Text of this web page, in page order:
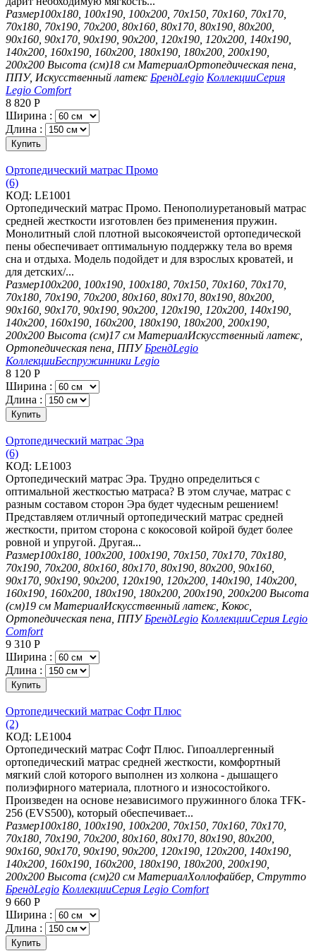
Размер100х180, 100х190, 100х200, 70х150, 70х160, 70х170,
70х180, 70х190, 70х200, 80х160, 80х170, 80х190, 80х200,
90х160, 90х170, 90х190, 90х200, 120х190, 120х200, 140х190,
140х200, 160х190, 160х200, 180х190, 180х200, 200х190,
200х200 Высота (см)18 см МатериалОртопедическая пена,
ППУ, Искусственный латекс БрендLegio КоллекцииСерия
Legio Comfort
8 820 Р
Ширина :
Длина :
Купить
Ортопедический матрас Промо
(6)
КОД: LE1001
Ортопедический матрас Промо. Пенополиуретановый матрас
средней жесткости изготовлен без применения пружин.
Монолитный слой плотной высокоячеистой ортопедической
пены обеспечивает оптимальную поддержку тела во время
сна и отдыха. Модель подойдет и для взрослых кроватей, и
для детских/...
Размер100х200, 100х190, 100х180, 70х150, 70х160, 70х170,
70х180, 70х190, 70х200, 80х160, 80х170, 80х190, 80х200,
90х160, 90х170, 90х190, 90х200, 120х190, 120х200, 140х190,
140х200, 160х190, 160х200, 180х190, 180х200, 200х190,
200х200 Высота (см)17 см МатериалИскусственный латекс,
Ортопедическая пена, ППУ БрендLegio
КоллекцииБеспружинники Legio
8 120 Р
Ширина :
Длина :
Купить
Ортопедический матрас Эра
(6)
КОД: LE1003
Ортопедический матрас Эра. Трудно определиться с
оптимальной жесткостью матраса? В этом случае, матрас с
разным составом сторон Эра будет чудесным решением!
Представляем отличный ортопедический матрас средней
жесткости, притом сторона с кокосовой койрой будет более
ровной и упругой. Другая...
Размер100х180, 100х200, 100х190, 70х150, 70х170, 70х180,
70х190, 70х200, 80х160, 80х170, 80х190, 80х200, 90х160,
90х170, 90х190, 90х200, 120х190, 120х200, 140х190, 140х200,
160х190, 160х200, 180х190, 180х200, 200х190, 200х200 Высота
(см)19 см МатериалИскусственный латекс, Кокос,
Ортопедическая пена, ППУ БрендLegio КоллекцииСерия Legio
Comfort
9 310 Р
Ширина :
Длина :
Купить
Ортопедический матрас Софт Плюс
(2)
КОД: LE1004
Ортопедический матрас Софт Плюс. Гипоаллергенный
ортопедический матрас средней жесткости, комфортный
мягкий слой которого выполнен из холкона - дышащего
полиэфирного материала, плотного и износостойкого.
Произведен на основе независимого пружинного блока TFK-
256 (EVS500), который обеспечивает...
Размер100х180, 100х190, 100х200, 70х150, 70х160, 70х170,
70х180, 70х190, 70х200, 80х160, 80х170, 80х190, 80х200,
90х160, 90х170, 90х190, 90х200, 120х190, 120х200, 140х190,
140х200, 160х190, 160х200, 180х190, 180х200, 200х190,
200х200 Высота (см)20 см МатериалХоллофайбер, Струтто
БрендLegio КоллекцииСерия Legio Comfort
9 660 Р
Ширина :
Длина :
Купить